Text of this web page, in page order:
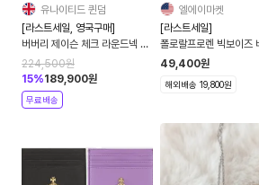
유나이티드 퀸덤
[라스트세일, 영국구매]
버버리 제이슨 체크 라운드넥 긴
팔 티셔츠 8075188 2컬러
224,500원
15%189,900원
무료배송
엘에이마켓
[라스트세일]
폴로랄프로렌 빅보이즈
팔 티셔츠
49,400원
해외배송 19,800원